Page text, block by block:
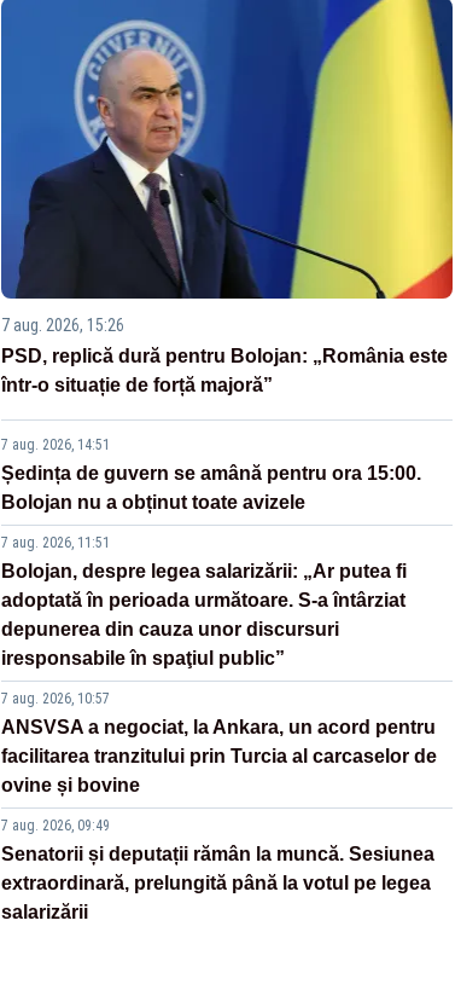
7 aug. 2026, 15:26
PSD, replică dură pentru Bolojan: „România este
într-o situație de forță majoră”
7 aug. 2026, 14:51
Ședința de guvern se amână pentru ora 15:00.
Bolojan nu a obținut toate avizele
7 aug. 2026, 11:51
Bolojan, despre legea salarizării: „Ar putea fi
adoptată în perioada următoare. S-a întârziat
depunerea din cauza unor discursuri
iresponsabile în spaţiul public”
7 aug. 2026, 10:57
ANSVSA a negociat, la Ankara, un acord pentru
facilitarea tranzitului prin Turcia al carcaselor de
ovine și bovine
7 aug. 2026, 09:49
Senatorii și deputații rămân la muncă. Sesiunea
extraordinară, prelungită până la votul pe legea
salarizării